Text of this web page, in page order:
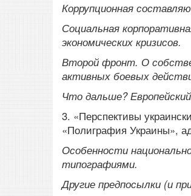
Коррупционная
Социальная
экономических кризисов.
Второй фронт. О
активных боевых
Что дальше?
3. «Перспективы
«Полиграфия Украины»,
Особенности
типографиями.
Другие предпосылки (и